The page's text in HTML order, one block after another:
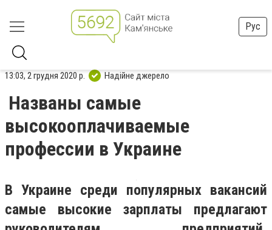
Рус
13:03, 2 грудня 2020 р. Надійне джерело
Названы самые
высокооплачиваемые
профессии в Украине
В Украине среди популярных вакансий
самые высокие зарплаты предлагают